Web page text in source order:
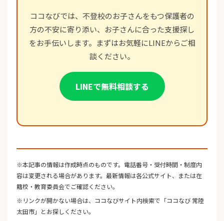
ココなびでは、不登校のお子さんをもつ保護者の
方の不安に寄り添い、お子さんに合った支援探し
をお手伝いします。まずはお気軽にLINEからご相
談ください。
LINEで無料相談する
※本記事の情報は作成時点のものです。電話番号・受付時間・制度内
容は変更される場合があります。最新情報は各公式サイト、または在
籍校・教育委員会でご確認ください。
※リンクが開かない場合は、ココなびサイト内検索で「ココなび 常陸
太田市」とお探しください。